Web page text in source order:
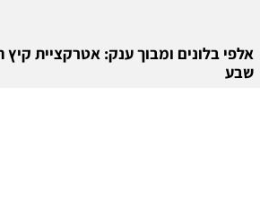
אלפי בלונים ומבוך ענק: אטרקציית
שבע